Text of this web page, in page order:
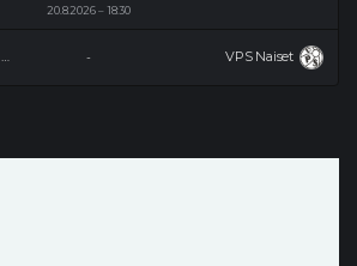
20.8.2026 18:30
FC Sport Akatemia Naiset VPS Naiset
-